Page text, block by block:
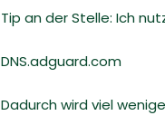
Tip an der Stelle: Ich
DNS.adguard.com
Dadurch wird viel